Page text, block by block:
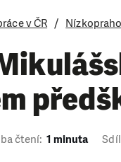
v ČR
čtení: 1 minuta